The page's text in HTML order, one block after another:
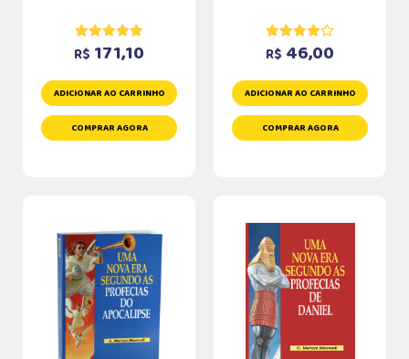
R$ 171,10
ADICIONAR AO CARRINHO
COMPRAR AGORA
R$ 46,00
ADICIONAR AO CARRINHO
COMPRAR AGORA